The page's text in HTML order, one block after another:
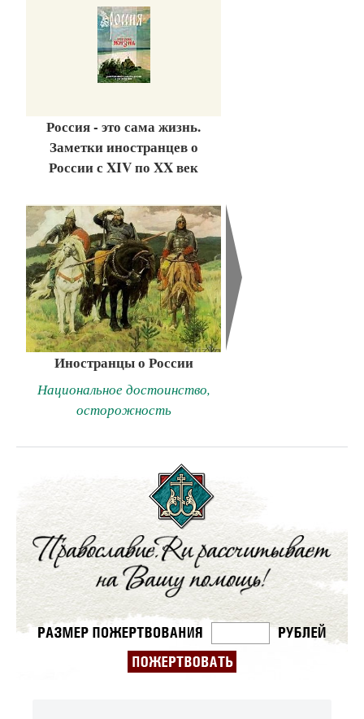
Россия - это сама жизнь.
Заметки иностранцев о
России с XIV по XX век
Иностранцы о России
Национальное достоинство,
осторожность